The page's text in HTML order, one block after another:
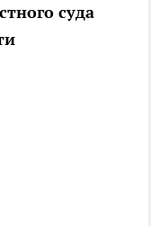
суда